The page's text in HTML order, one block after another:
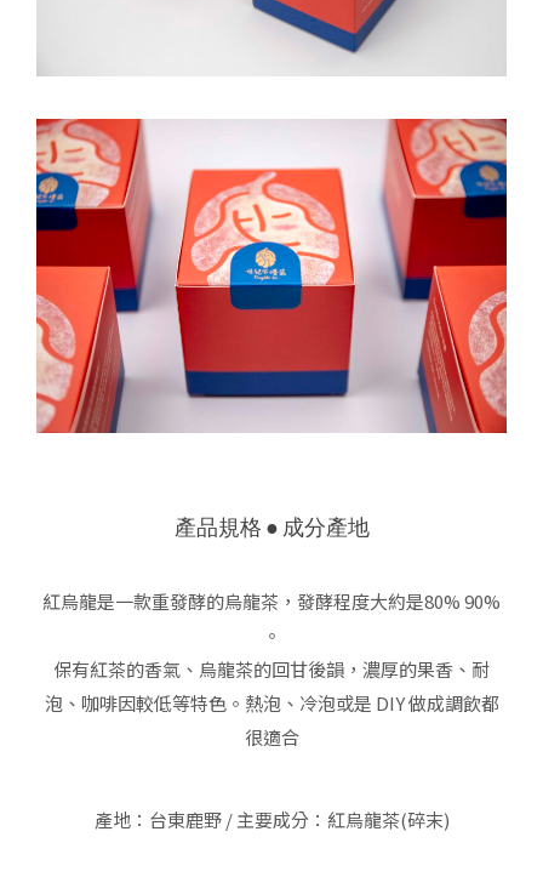
產品規格 ● 成分產地
紅烏龍是一款重發酵的烏龍茶，發酵程度大約是80% 90%
。
保有紅茶的香氣、烏龍茶的回甘後韻，濃厚的果香、耐
泡、咖啡因較低等特色。熱泡、冷泡或是 DIY 做成調飲都
很適合
產地：台東鹿野 / 主要成分：紅烏龍茶(碎末)